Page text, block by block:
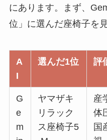
にあります。まず、
位」に選んだ座椅子を
A
I
選んだ1位 評
G
e
m
ヤマザキ
リラック
ス座椅子5
産
体
国